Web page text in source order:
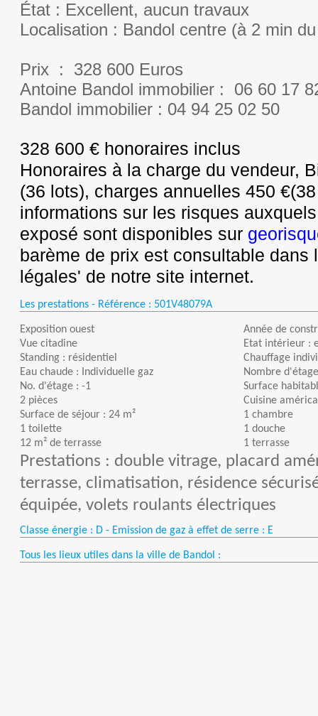
État : Excellent, aucun travaux
Localisation : Bandol centre (à 2 min
Prix : 328 600 Euros
Antoine Bandol immobilier : 06 60 17
Bandol immobilier : 04 94 25 02 50
328 600 € honoraires inclus
Honoraires à la charge du vendeur,
(36 lots), charges annuelles 450
informations sur les risques
exposé sont disponibles sur
barème de prix est consultable dans
légales' de notre site internet.
Les prestations - Référence : 501V48079A
Exposition ouest
Année de
Vue citadine
Etat intérieur :
Standing : résidentiel
Chauffage
Eau chaude : Individuelle gaz
Nombre
No. d'étage : -1
Surface
2 pièces
Cuisine
Surface de séjour : 24 m²
1 chambre
1 toilette
1 douche
12 m² de terrasse
1 terrasse
Prestations : double vitrage, placard
terrasse, climatisation, résidence
équipée, volets roulants électriques
Classe énergie : D - Emission de gaz à effet de serre : E
Tous les lieux utiles dans la ville de Bandol :